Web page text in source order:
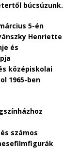
búcsúzunk.
5-én
Henriette
és
középiskolai
1965-ben
számos